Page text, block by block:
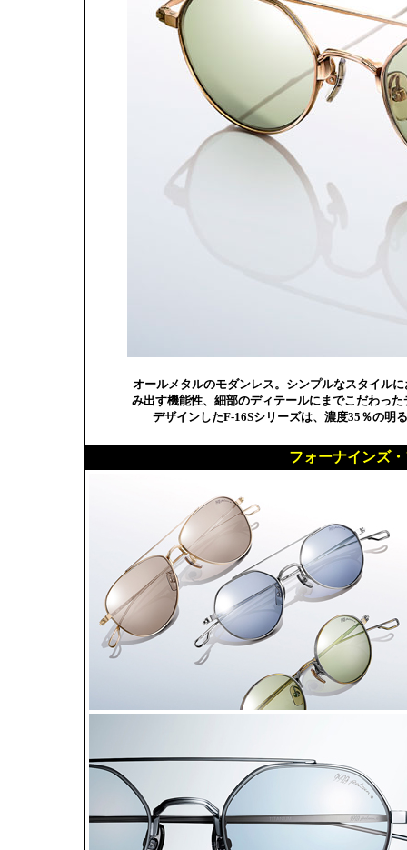
オールメタルのモダンレス。シンプルなスタイル
み出す機能性、細部のディテールにまでこだわっ
デザインしたF-16Sシリーズは、濃度35％の明
フォーナインズ